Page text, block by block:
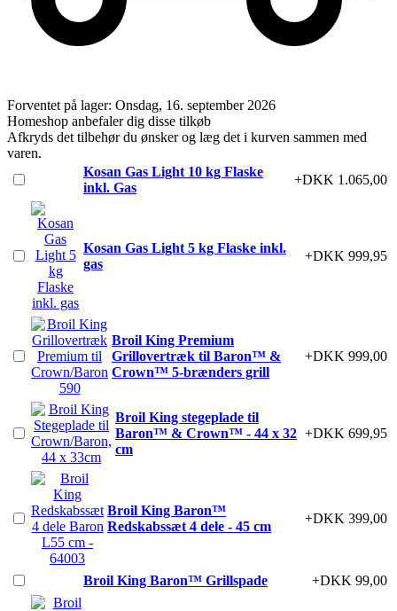
Forventet på lager: Onsdag, 16. september 2026
Homeshop anbefaler dig disse tilkøb
Afkryds det tilbehør du ønsker og læg det i kurven sammen med
varen.
Kosan Gas Light 10 kg Flaske
inkl. Gas
+DKK 1.065,00
Kosan Gas Light 5 kg Flaske inkl.
gas
+DKK 999,95
Broil King Premium
Grillovertræk til Baron™ &
Crown™ 5-brænders grill
+DKK 999,00
Broil King stegeplade til
Baron™ & Crown™ - 44 x 32
cm
+DKK 699,95
Broil King Baron™
Redskabssæt 4 dele - 45 cm
+DKK 399,00
Broil King Baron™ Grillspade +DKK 99,00